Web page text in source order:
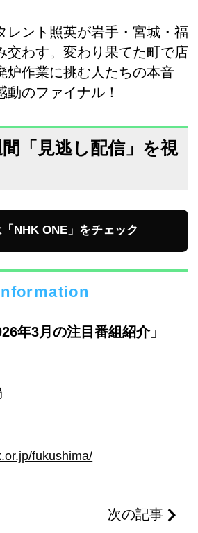
レント照英が岩手・宮城・福
交わす。変わり果てた町で店
炉作業に挑む人たちの本音
動のファイナル！
「見逃し配信」を視
NHK ONE」をチェック
年3月の注目番組紹介」
fukushima/
次の記事